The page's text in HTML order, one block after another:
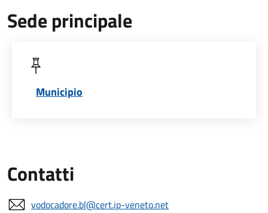
Sede principale
Municipio
Contatti
vodocadore.bl@cert.ip-veneto.net